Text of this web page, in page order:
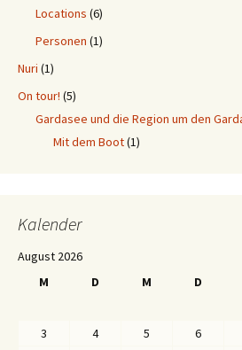
Locations (6)
Personen (1)
Nuri (1)
On tour! (5)
Gardasee und die Region um den
Mit dem Boot(1)
Kalender
August 2026
M
D M D
3
4 5 6